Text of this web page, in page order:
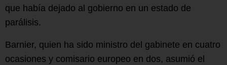
que había dejado al gobierno en un estado de
parálisis.
Barnier, quien ha sido ministro del gabinete en cuatro
ocasiones y comisario europeo en dos, asumió el